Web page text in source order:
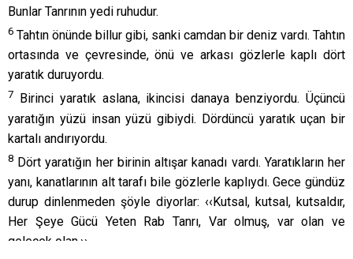
Bunlar Tanrının yedi ruhudur.
6 Tahtın önünde billur gibi, sanki camdan bir deniz vardı. Tahtın
ortasında ve çevresinde, önü ve arkası gözlerle kaplı dört
yaratık duruyordu.
7
Birinci yaratık aslana, ikincisi danaya benziyordu. Üçüncü
yaratığın yüzü insan yüzü gibiydi. Dördüncü yaratık uçan bir
kartalı andırıyordu.
8 Dört yaratığın her birinin altışar kanadı vardı. Yaratıkların her
yanı, kanatlarının alt tarafı bile gözlerle kaplıydı. Gece gündüz
durup dinlenmeden şöyle diyorlar: ‹‹Kutsal, kutsal, kutsaldır,
Her Şeye Gücü Yeten Rab Tanrı, Var olmuş, var olan ve
gelecek olan.››